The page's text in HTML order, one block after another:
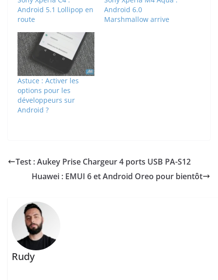
Android 5.1 Lollipop en
route
Android 6.0
Marshmallow arrive
Astuce : Activer les
options pour les
développeurs sur
Android ?
Test : Aukey Prise Chargeur 4 ports USB PA-S12
Huawei : EMUI 6 et Android Oreo pour bientôt
Rudy